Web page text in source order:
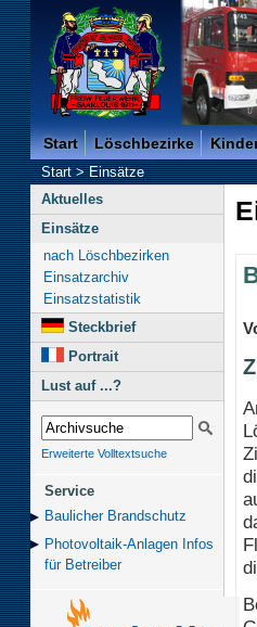
Freiwillige Feuerwehr
Start Löschbezirke
Start>Einsätze
Aktuelles
Einsätze
nach Löschbezirken
Einsatzarchiv
Einsatzstatistik
Steckbrief
Portrait
Lust auf ...?
Erweiterte Volltextsuche
Service
Baulicher Brand­schutz
Photovoltaik-Anlagen Infos
für Betreiber